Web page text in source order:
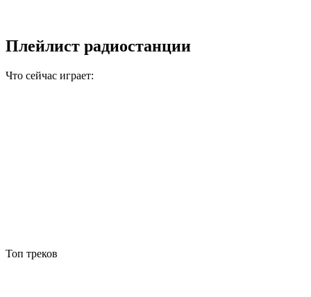
Плейлист радиостанции
Что сейчас играет:
Топ треков